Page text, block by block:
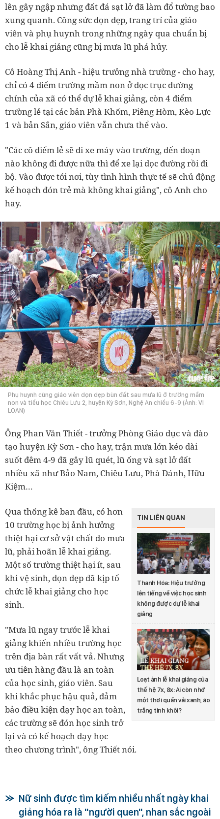
lên gây ngập nhưng đất đá sạt lở đã làm đổ tường bao
xung quanh. Công sức dọn dẹp, trang trí của giáo
viên và phụ huynh trong những ngày qua chuẩn bị
cho lễ khai giảng cũng bị mưa lũ phá hủy.
Cô Hoàng Thị Anh - hiệu trưởng nhà trường - cho hay,
chỉ có 4 điểm trường mầm non ở dọc trục đường
chính của xã có thể dự lễ khai giảng, còn 4 điểm
trường lẻ tại các bản Phà Khốm, Piêng Hòm, Kèo Lực
1 và bản Sắn, giáo viên vẫn chưa thể vào.
"Các cô điểm lẻ sẽ đi xe máy vào trường, đến đoạn
nào không đi được nữa thì để xe lại dọc đường rồi đi
bộ. Vào được tới nơi, tùy tình hình thực tế sẽ chủ động
kế hoạch đón trẻ mà không khai giảng", cô Anh cho
hay.
Phụ huynh cùng giáo viên dọn dẹp bùn đất sau mưa lũ ở trường mầm
non và tiểu học Chiêu Lưu 2, huyện Kỳ Sơn, Nghệ An chiều 6-9 (Ảnh: VI
LOAN)
Ông Phan Văn Thiết - trưởng Phòng Giáo dục và đào
tạo huyện Kỳ Sơn - cho hay, trận mưa lớn kéo dài
suốt đêm 4-9 đã gây lũ quét, lũ ống và sạt lở đất
nhiều xã như Bảo Nam, Chiêu Lưu, Phà Đánh, Hữu
Kiệm…
TIN LIÊN QUAN
Thanh Hóa: Hiệu trưởng
lên tiếng về việc học sinh
không được dự lễ khai
giảng
Loạt ảnh lễ khai giảng của
thế hệ 7x, 8x: Ai còn nhớ
một thời quần vải xanh, áo
trắng tinh khôi?
Qua thống kê ban đầu, có hơn
10 trường học bị ảnh hưởng
thiệt hại cơ sở vật chất do mưa
lũ, phải hoãn lễ khai giảng.
Một số trường thiệt hại ít, sau
khi vệ sinh, dọn dẹp đã kịp tổ
chức lễ khai giảng cho học
sinh.
"Mưa lũ ngay trước lễ khai
giảng khiến nhiều trường học
trên địa bàn rất vất vả. Nhưng
ưu tiên hàng đầu là an toàn
của học sinh, giáo viên. Sau
khi khắc phục hậu quả, đảm
bảo điều kiện dạy học an toàn,
các trường sẽ đón học sinh trở
lại và có kế hoạch dạy học
theo chương trình", ông Thiết nói.
Nữ sinh được tìm kiếm nhiều nhất ngày khai
giảng hóa ra là "người quen", nhan sắc ngoài